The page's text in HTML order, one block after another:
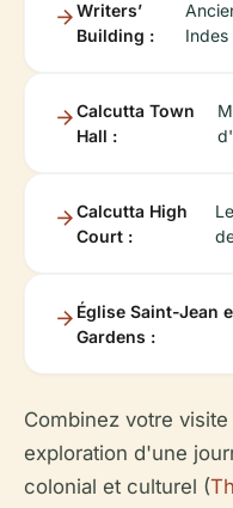
Writers’
Building :
Indes
Calcutta Town
Hall :
Calcutta High
Court :
Église Saint-Jean
Gardens :
Combinez votre
exploration d'une
colonial et culturel (